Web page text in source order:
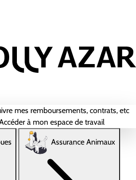
mes remboursements, contrats, etc
à mon espace de travail
Assurance Animaux